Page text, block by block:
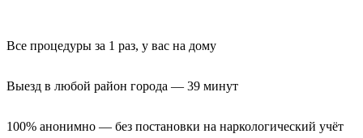
Все процедуры за 1 раз, у вас на дому
Выезд в любой район города — 39 минут
100% анонимно — без постановки на наркологический учёт